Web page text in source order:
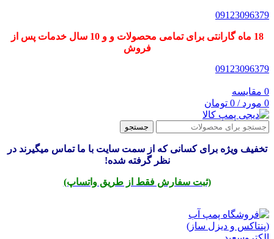
09123096379
18 ماه گارانتی برای تمامی محصولات و و 10 سال خدمات پس از
فروش
09123096379
0 مقایسه
0 مورد /
0 تومان
جستجو
تخفیف ویژه برای کسانی که از سمت سایت با ما تماس میگیرند در
نظر گرفته شده!
(ثبت سفارش فقط از طریق واتساپ)